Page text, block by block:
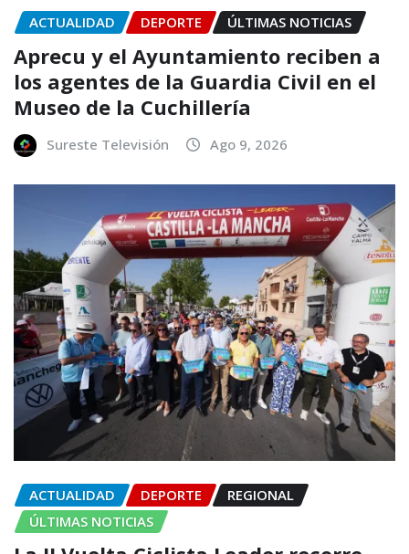
ACTUALIDAD DEPORTE ÚLTIMAS NOTICIAS
Aprecu y el Ayuntamiento reciben a
los agentes de la Guardia Civil en el
Museo de la Cuchillería
Sureste Televisión Ago 9, 2026
ACTUALIDAD DEPORTE
REGIONAL
ÚLTIMAS NOTICIAS